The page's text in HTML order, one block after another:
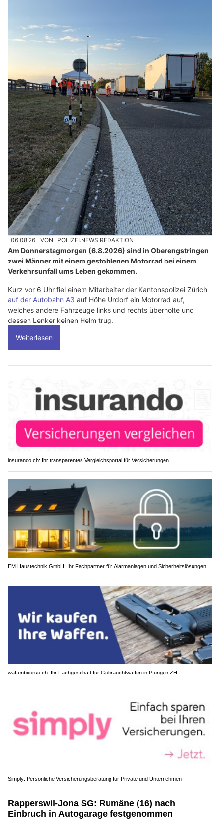
06.08.26 VON POLIZEI.NEWS REDAKTION
Am Donnerstagmorgen (6.8.2026) sind in Oberengstringen
zwei Männer mit einem gestohlenen Motorrad bei einem
Verkehrsunfall ums Leben gekommen.
Kurz vor 6 Uhr fiel einem Mitarbeiter der Kantonspolizei Zürich
auf der Autobahn A3 auf Höhe Urdorf ein Motorrad auf,
welches andere Fahrzeuge links und rechts überholte und
dessen Lenker keinen Helm trug.
Weiterlesen
insurando.ch: Ihr transparentes Vergleichsportal für Versicherungen
EM Haustechnik GmbH: Ihr Fachpartner für Alarmanlagen und Sicherheitslösungen
waffenboerse.ch: Ihr Fachgeschäft für Gebrauchtwaffen in Pfungen ZH
Simply: Persönliche Versicherungsberatung für Private und Unternehmen
Rapperswil-Jona SG: Rumäne (16) nach
Einbruch in Autogarage festgenommen